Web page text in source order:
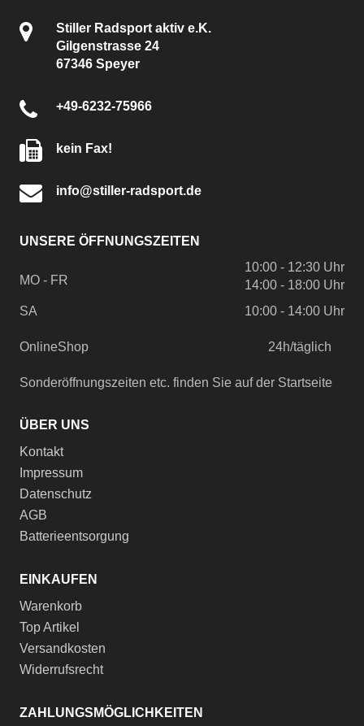
Stiller Radsport aktiv e.K.
Gilgenstrasse 24
67346 Speyer
+49-6232-75966
kein Fax!
info@stiller-radsport.de
UNSERE ÖFFNUNGSZEITEN
MO - FR
10:00 - 12:30 Uhr
14:00 - 18:00 Uhr
SA
10:00 - 14:00 Uhr
OnlineShop 24h/täglich
Sonderöffnungszeiten etc. finden Sie auf der Startseite
ÜBER UNS
Kontakt
Impressum
Datenschutz
AGB
Batterieentsorgung
EINKAUFEN
Warenkorb
Top Artikel
Versandkosten
Widerrufsrecht
ZAHLUNGSMÖGLICHKEITEN